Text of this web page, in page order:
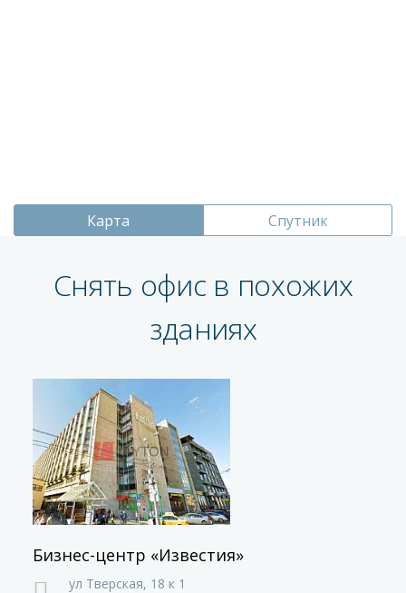
Карта Спутник
Снять офис в похожих
зданиях
Бизнес-центр «Известия»
ул Тверская, 18 к 1